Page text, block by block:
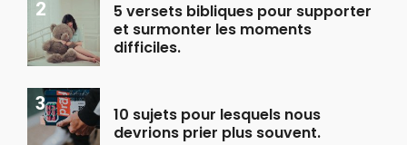
5 versets bibliques pour supporter
et surmonter les moments
difficiles.
10 sujets pour lesquels nous
devrions prier plus souvent.